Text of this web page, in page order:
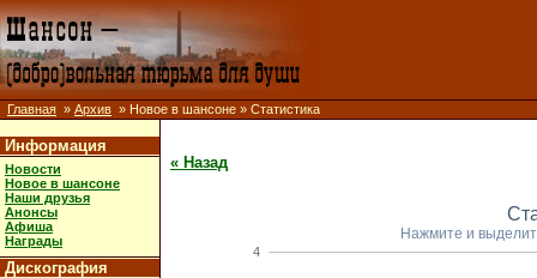
Главная » Архив » Новое в шансоне » Статистика
Информация
Новости
Новое в шансоне
Наши друзья
Анонсы
Афиша
Награды
Дискография
« Назад
4
Нажмите и